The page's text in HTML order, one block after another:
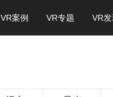
VR案例 VR专题 VR